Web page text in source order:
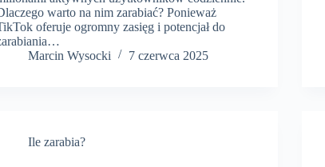
warto na nim zarabiać? Ponieważ
oferuje ogromny zasięg i potencjał do
Marcin Wysocki
7 czerwca 2025
Ile zarabia?